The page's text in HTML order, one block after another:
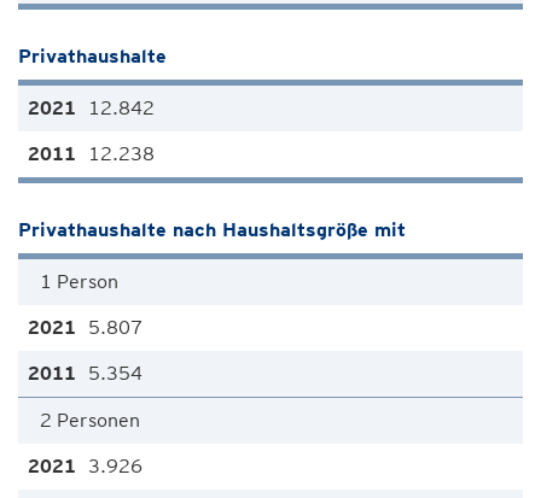
Privathaushalte
12.842
12.238
Privathaushalte nach Haushaltsgröße mit
1 Person
5.807
5.354
2 Personen
3.926